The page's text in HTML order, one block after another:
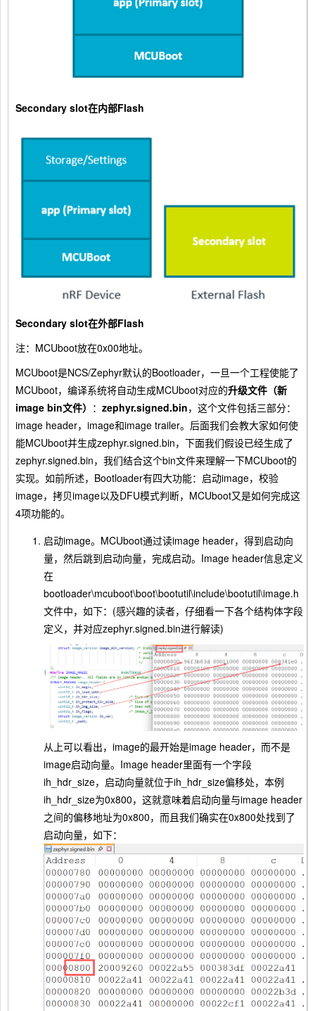
Secondary slot在内部Flash
Secondary slot在外部Flash
注：MCUboot放在0x00地址。
MCUboot是NCS/Zephyr默认的Bootloader，一旦一个工程使能了
MCUboot，编译系统将自动生成MCUboot对应的升级文件（新
image bin文件） ： zephyr.signed.bin，这个文件包括三部分：
image header，image和image trailer。后面我们会教大家如何使
能MCUboot并生成zephyr.signed.bin，下面我们假设已经生成了
zephyr.signed.bin，我们结合这个bin文件来理解一下MCUboot的
实现。如前所述，Bootloader有四大功能：启动image，校验
image，拷贝image以及DFU模式判断，MCUboot又是如何完成这
4项功能的。
启动image。MCUboot通过读image header，得到启动向
量，然后跳到启动向量，完成启动。Image header信息定义
在
bootloader\mcuboot\boot\bootutil\include\bootutil\image.h
文件中，如下：(感兴趣的读者，仔细看一下各个结构体字段
定义，并对应zephyr.signed.bin进行解读)
从上可以看出，image的最开始是image header，而不是
image启动向量。Image header里面有一个字段
ih_hdr_size，启动向量就位于ih_hdr_size偏移处，本例
ih_hdr_size为0x800，这就意味着启动向量与image header
之间的偏移地址为0x800，而且我们确实在0x800处找到了
启动向量，如下：